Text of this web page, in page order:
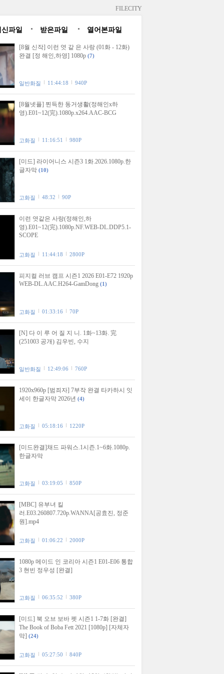
FILECITY
신파일 받은파일 열어본파일
[8월 신작] 이런 엿 같 은 사랑 (01화 - 12화)
완결 [정 해인,하영] 1080p (7)
일반화질 11:44:18 940P
[8월넷플] 찐득한 동거생활(정해인x하
영).E01~12(完).1080p.x264.AAC-BCG
고화질 11:16:51 980P
[미드] 라이어니스 시즌3 1화.2026.1080p.한
글자막 (10)
고화질 48:32 90P
이런 엿같은 사랑(정해인,하
영).E01~12(完).1080p.NF.WEB-DL.DDP5.1-
SCOPE
고화질 11:44:18 2800P
피지컬 러브 캠프 시즌1 2026 E01-E72 1920p
WEB-DL.AAC.H264-GamDong (1)
고화질 01:33:16 70P
[N] 다 이 루 어 질 지 니. 1화~13화. 完
(251003 공개) 김우빈, 수지
일반화질 12:49:06 760P
1920x960p [범죄자] 7부작 완결 타카하시 잇
세이 한글자막 2026년 (4)
고화질 05:18:16 1220P
[미드완결]채드 파워스.1시즌.1~6화.1080p.
한글자막
고화질 03:19:05 850P
[MBC] 유부녀 킬
러.E03.260807.720p.WANNA[공효진, 정준
원].mp4
고화질 01:06:22 2000P
1080p 메이드 인 코리아 시즌1 E01-E06 통합
3 현빈 정우성 [완결]
고화질 06:35:52 380P
[미드] 북 오브 보바 펫 시즌1 1-7화 [완결]
The Book of Boba Fett 2021 [1080p] [자체자
막] (24)
고화질 05:27:50 840P